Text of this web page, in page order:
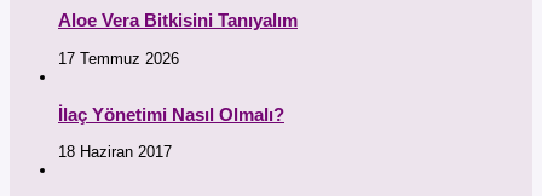
Aloe Vera Bitkisini Tanıyalım
17 Temmuz 2026
İlaç Yönetimi Nasıl Olmalı?
18 Haziran 2017